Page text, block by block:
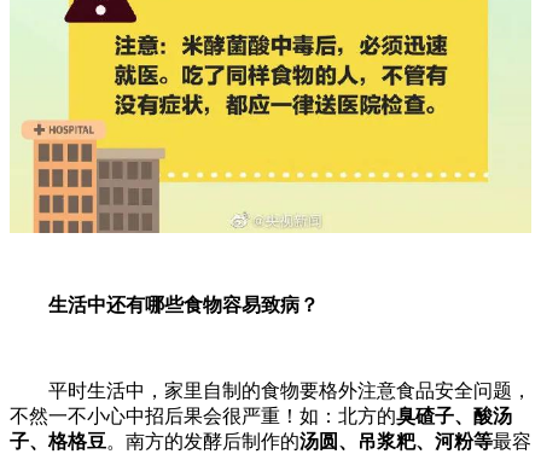
生活中还有哪些食物容易致病？
平时生活中，家里自制的食物要格外注意食品安全问题，
不然一不小心中招后果会很严重！如：北方的臭碴子、酸汤
子、格格豆。南方的发酵后制作的汤圆、吊浆粑、河粉等最容